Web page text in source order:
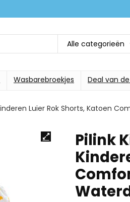
Alle categorieën
Wasbarebroekjes Deal van
Luier Rok Shorts, Katoen
Pilink